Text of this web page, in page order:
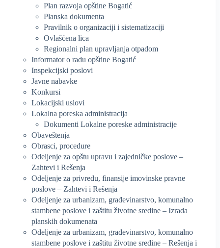
Plan razvoja opštine Bogatić
Planska dokumenta
Pravilnik o organizaciji i sistematizaciji
Ovlašćena lica
Regionalni plan upravljanja otpadom
Informator o radu opštine Bogatić
Inspekcijski poslovi
Javne nabavke
Konkursi
Lokacijski uslovi
Lokalna poreska administracija
Dokumenti Lokalne poreske administracije
Obaveštenja
Obrasci, procedure
Odeljenje za opštu upravu i zajedničke poslove –
Zahtevi i Rešenja
Odeljenje za privredu, finansije imovinske pravne
poslove – Zahtevi i Rešenja
Odeljenje za urbanizam, građevinarstvo, komunalno
stambene poslove i zaštitu životne sredine – Izrada
planskih dokumenata
Odeljenje za urbanizam, građevinarstvo, komunalno
stambene poslove i zaštitu životne sredine – Rešenja i